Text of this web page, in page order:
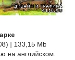
| 133,15 Mb
на английском.